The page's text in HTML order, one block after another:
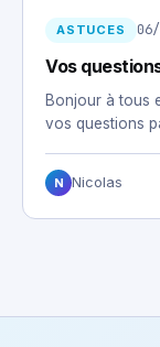
ASTUCES
Vos
Bonjour à tous
vos questions
N Nicolas